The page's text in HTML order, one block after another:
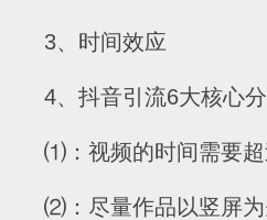
3、时间效应
4、抖音引流6大核心分
⑴：视频的时间需要超
⑵：尽量作品以竖屏为